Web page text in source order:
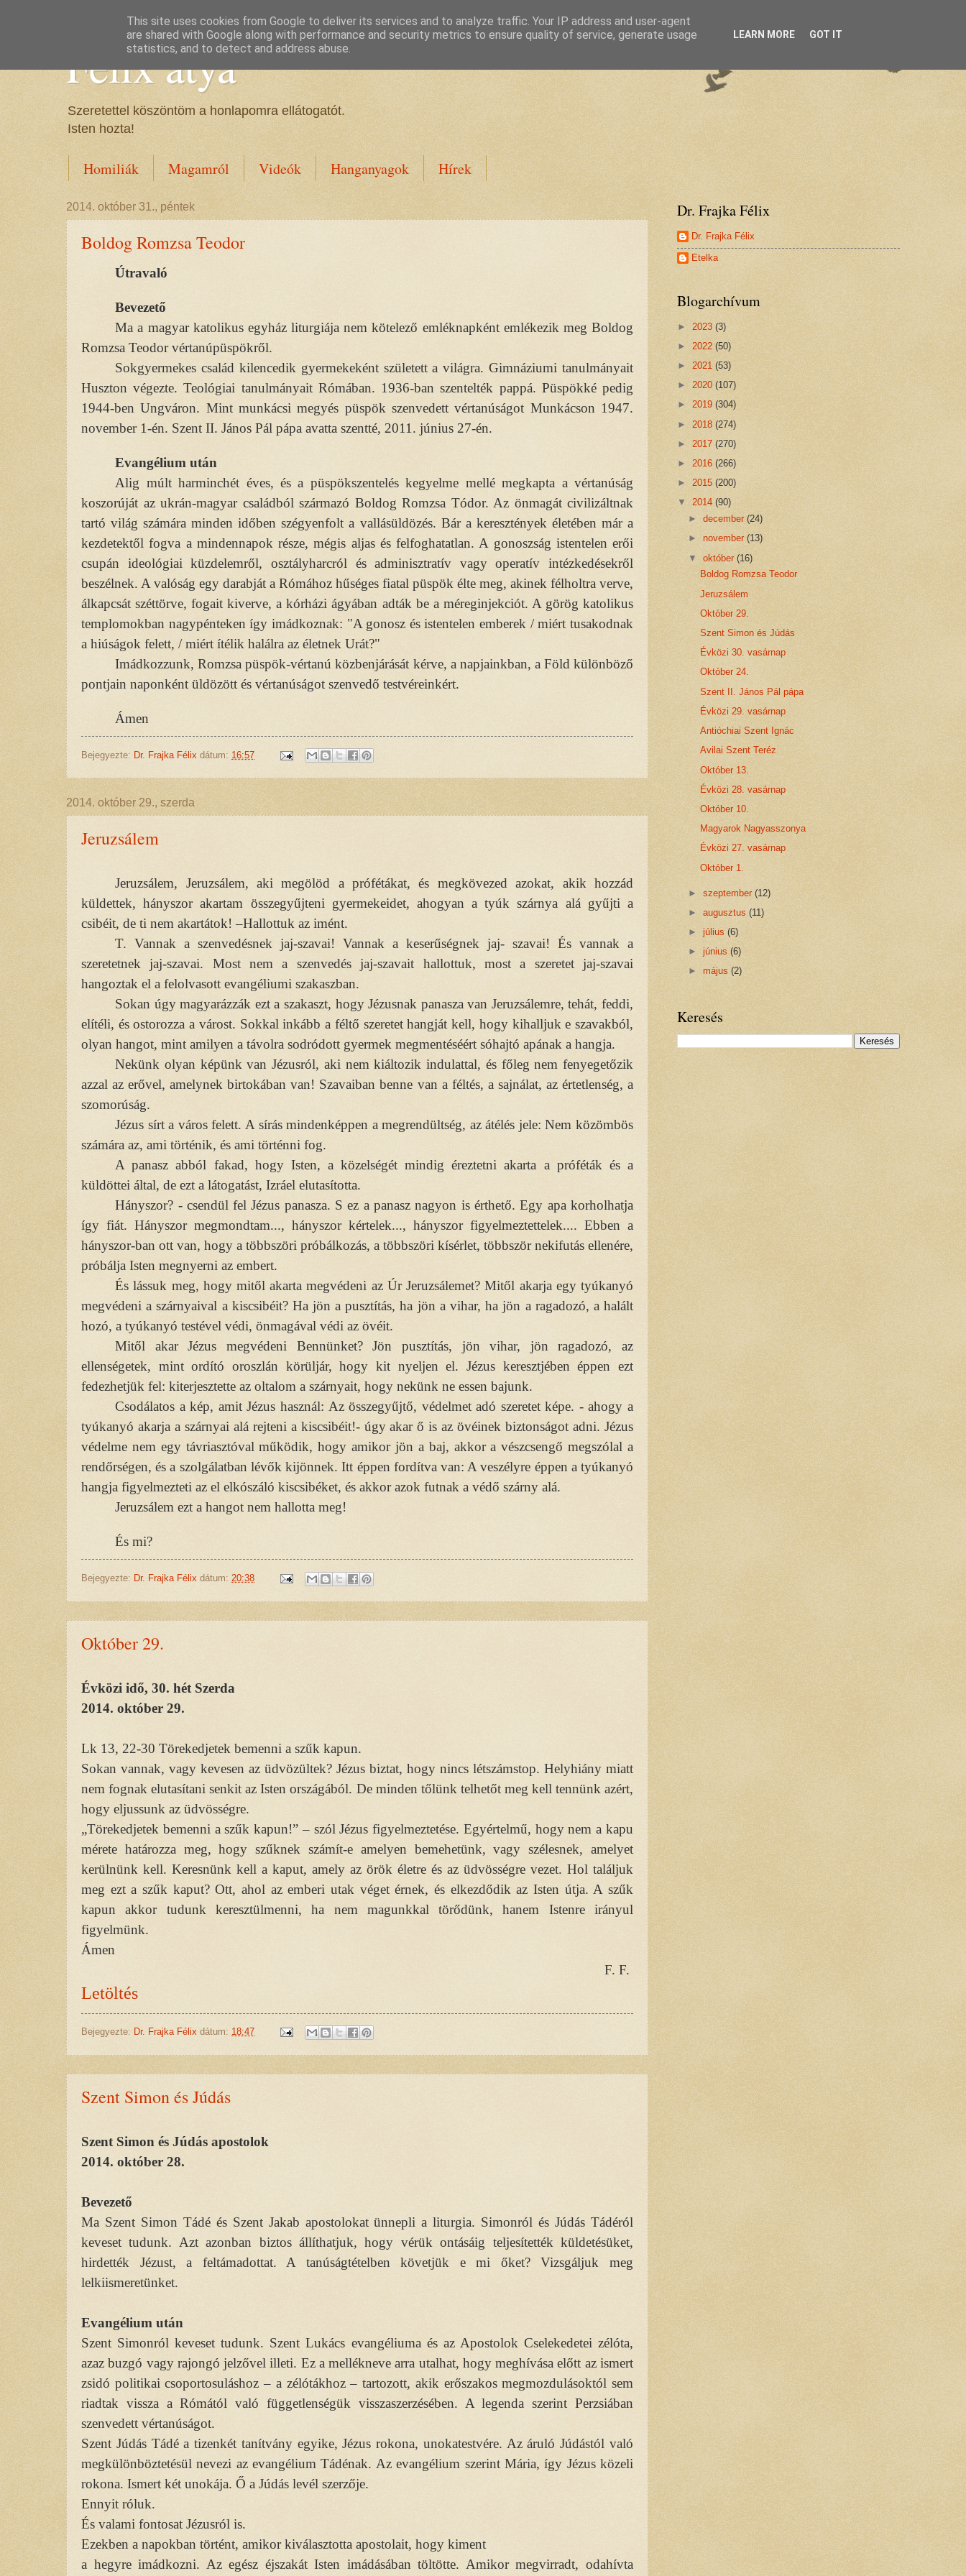
Félix atya
Szeretettel köszöntöm a honlapomra ellátogatót.
Isten hozta!
Homiliák Magamról Videók Hanganyagok Hírek
2014. október 31., péntek
Boldog Romzsa Teodor
Útravaló
Bevezető
Ma a magyar katolikus egyház liturgiája nem kötelező emléknapként emlékezik meg Boldog
Romzsa Teodor vértanúpüspökről.
Sokgyermekes család kilencedik gyermekeként született a világra. Gimnáziumi tanulmányait
Huszton végezte. Teológiai tanulmányait Rómában. 1936-ban szentelték pappá. Püspökké pedig
1944-ben Ungváron. Mint munkácsi megyés püspök szenvedett vértanúságot Munkácson 1947.
november 1-én. Szent II. János Pál pápa avatta szentté, 2011. június 27-én.
Evangélium után
Alig múlt harminchét éves, és a püspökszentelés kegyelme mellé megkapta a vértanúság
koszorúját az ukrán-magyar családból származó Boldog Romzsa Tódor. Az önmagát civilizáltnak
tartó világ számára minden időben szégyenfolt a vallásüldözés. Bár a keresztények életében már a
kezdetektől fogva a mindennapok része, mégis aljas és felfoghatatlan. A gonoszság istentelen erői
csupán ideológiai küzdelemről, osztályharcról és adminisztratív vagy operatív intézkedésekről
beszélnek. A valóság egy darabját a Rómához hűséges fiatal püspök élte meg, akinek félholtra verve,
álkapcsát széttörve, fogait kiverve, a kórházi ágyában adták be a méreginjekciót. A görög katolikus
templomokban nagypénteken így imádkoznak: "A gonosz és istentelen emberek / miért tusakodnak
a hiúságok felett, / miért ítélik halálra az életnek Urát?"
Imádkozzunk, Romzsa püspök-vértanú közbenjárását kérve, a napjainkban, a Föld különböző
pontjain naponként üldözött és vértanúságot szenvedő testvéreinkért.
Ámen
Bejegyezte: Dr. Frajka Félix dátum: 16:57
2014. október 29., szerda
Jeruzsálem
Jeruzsálem, Jeruzsálem, aki megölöd a prófétákat, és megkövezed azokat, akik hozzád
küldettek, hányszor akartam összegyűjteni gyermekeidet, ahogyan a tyúk szárnya alá gyűjti a
csibéit, de ti nem akartátok! –Hallottuk az imént.
T. Vannak a szenvedésnek jaj-szavai! Vannak a keserűségnek jaj- szavai! És vannak a
szeretetnek jaj-szavai. Most nem a szenvedés jaj-szavait hallottuk, most a szeretet jaj-szavai
hangoztak el a felolvasott evangéliumi szakaszban.
Sokan úgy magyarázzák ezt a szakaszt, hogy Jézusnak panasza van Jeruzsálemre, tehát, feddi,
elítéli, és ostorozza a várost. Sokkal inkább a féltő szeretet hangját kell, hogy kihalljuk e szavakból,
olyan hangot, mint amilyen a távolra sodródott gyermek megmentéséért sóhajtó apának a hangja.
Nekünk olyan képünk van Jézusról, aki nem kiáltozik indulattal, és főleg nem fenyegetőzik
azzal az erővel, amelynek birtokában van! Szavaiban benne van a féltés, a sajnálat, az értetlenség, a
szomorúság.
Jézus sírt a város felett. A sírás mindenképpen a megrendültség, az átélés jele: Nem közömbös
számára az, ami történik, és ami történni fog.
A panasz abból fakad, hogy Isten, a közelségét mindig éreztetni akarta a próféták és a
küldöttei által, de ezt a látogatást, Izráel elutasította.
Hányszor? - csendül fel Jézus panasza. S ez a panasz nagyon is érthető. Egy apa korholhatja
így fiát. Hányszor megmondtam..., hányszor kértelek..., hányszor figyelmeztettelek.... Ebben a
hányszor-ban ott van, hogy a többszöri próbálkozás, a többszöri kísérlet, többször nekifutás ellenére,
próbálja Isten megnyerni az embert.
És lássuk meg, hogy mitől akarta megvédeni az Úr Jeruzsálemet? Mitől akarja egy tyúkanyó
megvédeni a szárnyaival a kiscsibéit? Ha jön a pusztítás, ha jön a vihar, ha jön a ragadozó, a halált
hozó, a tyúkanyó testével védi, önmagával védi az övéit.
Mitől akar Jézus megvédeni Bennünket? Jön pusztítás, jön vihar, jön ragadozó, az
ellenségetek, mint ordító oroszlán körüljár, hogy kit nyeljen el. Jézus keresztjében éppen ezt
fedezhetjük fel: kiterjesztette az oltalom a szárnyait, hogy nekünk ne essen bajunk.
Csodálatos a kép, amit Jézus használ: Az összegyűjtő, védelmet adó szeretet képe. - ahogy a
tyúkanyó akarja a szárnyai alá rejteni a kiscsibéit!- úgy akar ő is az övéinek biztonságot adni. Jézus
védelme nem egy távriasztóval működik, hogy amikor jön a baj, akkor a vészcsengő megszólal a
rendőrségen, és a szolgálatban lévők kijönnek. Itt éppen fordítva van: A veszélyre éppen a tyúkanyó
hangja figyelmezteti az el elkószáló kiscsibéket, és akkor azok futnak a védő szárny alá.
Jeruzsálem ezt a hangot nem hallotta meg!
És mi?
Bejegyezte: Dr. Frajka Félix dátum: 20:38
Október 29.
Évközi idő, 30. hét Szerda
2014. október 29.
Lk 13, 22-30 Törekedjetek bemenni a szűk kapun.
Sokan vannak, vagy kevesen az üdvözültek? Jézus biztat, hogy nincs létszámstop. Helyhiány miatt
nem fognak elutasítani senkit az Isten országából. De minden tőlünk telhetőt meg kell tennünk azért,
hogy eljussunk az üdvösségre.
„Törekedjetek bemenni a szűk kapun!” – szól Jézus figyelmeztetése. Egyértelmű, hogy nem a kapu
mérete határozza meg, hogy szűknek számít-e amelyen bemehetünk, vagy szélesnek, amelyet
kerülnünk kell. Keresnünk kell a kaput, amely az örök életre és az üdvösségre vezet. Hol találjuk
meg ezt a szűk kaput? Ott, ahol az emberi utak véget érnek, és elkezdődik az Isten útja. A szűk
kapun akkor tudunk keresztülmenni, ha nem magunkkal törődünk, hanem Istenre irányul
figyelmünk.
Ámen
F. F.
Letöltés
Bejegyezte: Dr. Frajka Félix dátum: 18:47
Szent Simon és Júdás
Szent Simon és Júdás apostolok
2014. október 28.
Bevezető
Ma Szent Simon Tádé és Szent Jakab apostolokat ünnepli a liturgia. Simonról és Júdás Tádéról
keveset tudunk. Azt azonban biztos állíthatjuk,hogy vérük ontásáig teljesítették küldetésüket,
hirdették Jézust, a feltámadottat. A tanúságtételben követjük e mi őket? Vizsgáljuk meg
lelkiismeretünket.
Evangélium után
Szent Simonról keveset tudunk. Szent Lukács evangéliuma és az Apostolok Cselekedetei zélóta,
azaz buzgó vagy rajongó jelzővel illeti. Ez a mellékneve arra utalhat, hogy meghívása előtt az ismert
zsidó politikai csoportosuláshoz – a zélótákhoz – tartozott, akik erőszakos megmozdulásoktól sem
riadtak vissza a Rómától való függetlenségük visszaszerzésében. A legenda szerint Perzsiában
szenvedett vértanúságot.
Szent Júdás Tádé a tizenkét tanítvány egyike, Jézus rokona, unokatestvére. Az áruló Júdástól való
megkülönböztetésül nevezi az evangélium Tádénak. Az evangélium szerint Mária, így Jézus közeli
rokona. Ismert két unokája. Ő a Júdás levél szerzője.
Ennyit róluk.
És valami fontosat Jézusról is.
Ezekben a napokban történt, amikor kiválasztotta apostolait, hogy kiment
a hegyre imádkozni. Az egész éjszakát Isten imádásában töltötte. Amikor megvirradt, odahívta
Dr. Frajka Félix
Dr. Frajka Félix
Etelka
Blogarchívum
► 2023 (3)
► 2022 (50)
► 2021 (53)
► 2020 (107)
► 2019 (304)
► 2018 (274)
► 2017 (270)
► 2016 (266)
► 2015 (200)
▼ 2014 (90)
►december(24)
►november(13)
▼október(16)
Boldog Romzsa Teodor
Jeruzsálem
Október 29.
Szent Simon és Júdás
Évközi 30. vasárnap
Október 24.
Szent II. János Pál pápa
Évközi 29. vasárnap
Antióchiai Szent Ignác
Avilai Szent Teréz
Október 13.
Évközi 28. vasárnap
Október 10.
Magyarok Nagyasszonya
Évközi 27. vasárnap
Október 1.
►szeptember(12)
►augusztus(11)
►július(6)
►június(6)
► május(2)
Keresés
This site uses cookies from Google to deliver its services and to analyze traffic. Your IP address and user-agent
are shared with Google along with performance and security metrics to ensure quality of service, generate usage
statistics, and to detect and address abuse.
LEARN MORE GOT IT